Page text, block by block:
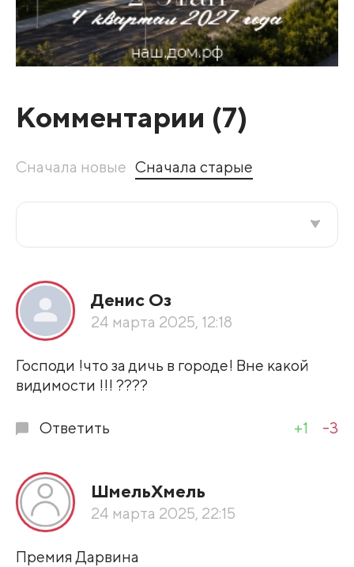
Комментарии (7)
Сначала новые Сначала старые
По рейтингу
Развернуть все
Денис Оз
24 марта 2025, 12:18
Господи !что за дичь в городе! Вне какой
видимости !!! ????
Ответить +1 -3
ШмельХмель
24 марта 2025, 22:15
Премия Дарвина